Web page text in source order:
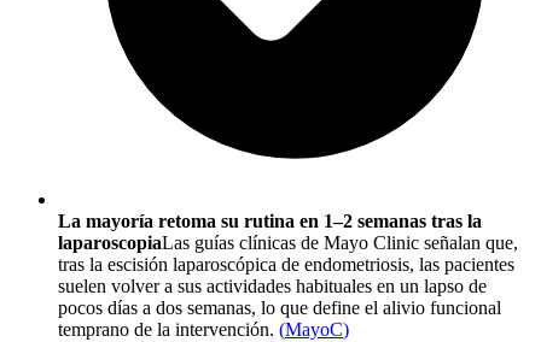
La mayoría retoma su rutina en 1–2 semanas tras la
laparoscopiaLas guías clínicas de Mayo Clinic señalan que,
tras la escisión laparoscópica de endometriosis, las pacientes
suelen volver a sus actividades habituales en un lapso de
pocos días a dos semanas, lo que define el alivio funcional
temprano de la intervención. (MayoC)